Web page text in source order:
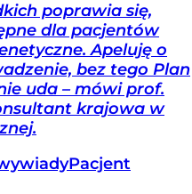
poprawia się,
dla pacjentów
Apeluję o
bez tego Plan
uda – mówi prof.
krajowa w
Pacjent